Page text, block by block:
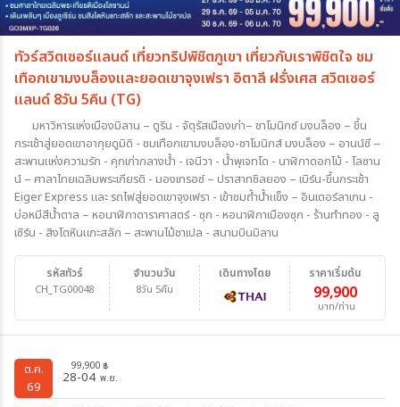
ทัวร์สวิตเซอร์แลนด์ เที่ยวทริปพิชิตภูเขา เที่ยวกับเราพิชิตใจ ชม
เทือกเขามงบล็องและยอดเขาจุงเฟรา อิตาลี ฝรั่งเศส สวิตเซอร์
แลนด์ 8วัน 5คืน (TG)
มหาวิหารแห่งเมืองมิลาน – ตูริน - จัตุรัสเมืองเก่า– ชาโมนิกซ์ มงบล็อง – ขึ้น
กระเช้าสู่ยอดเขาอากุยดูมิดิ - ชมเทือกเขามงบล็อง-ชาโมนิกส์ มงบล็อง – อานน์ซี –
สะพานแห่งความรัก - คุกเก่ากลางน้ำ - เจนีวา - น้ำพุเจทโด - นาฬิกาดอกไม้ - โลซาน
น์ – ศาลาไทยเฉลิมพระเกียรติ - มองเทรอซ์ – ปราสาทชิลยอง – เบิร์น-ขึ้นกระเช้า
Eiger Express และ รถไฟสู่ยอดเขาจุงเฟรา - เข้าชมถ้ำน้ำแข็ง – อินเตอร์ลาเกน -
บ่อหมีสีน้ำตาล – หอนาฬิกาดาราศาสตร์ - ซุก - หอนาฬิกาเมืองซุก - ร้านทำทอง - ลู
เซิร์น - สิงโตหินแกะสลัก – สะพานไม้ชาเปล - สนามบินมิลาน
รหัสทัวร์
CH_TG00048
จำนวนวัน
8วัน 5คืน
ราคาเริ่มต้น
99,900
บาท/ท่าน
เดินทางโดย
ต.ค.
69
99,900 ฿
28-04 พ.ย.